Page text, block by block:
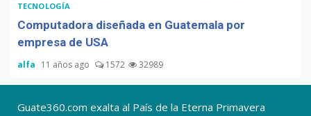
TECNOLOGÍA
Computadora diseñada en Guatemala por
empresa de USA
alfa 11 años ago 1572 32989
Guate360.com exalta al País de la Eterna Primavera